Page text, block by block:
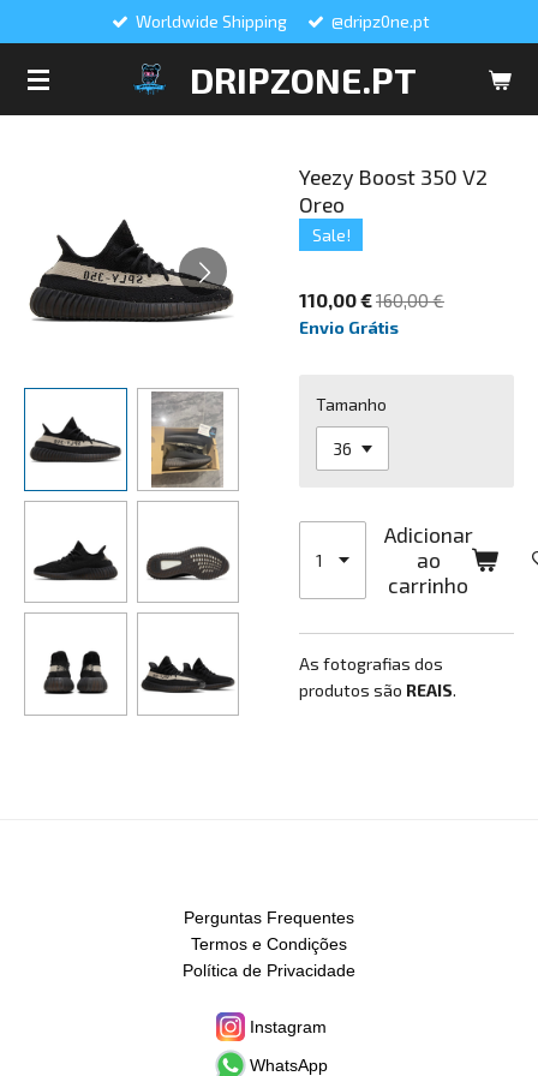
DRIPZONE.PT
Worldwide Shipping @dripz0ne.pt
Yeezy Boost 350 V2
Oreo
Sale!
110,00 €160,00 €
Envio Grátis
Tamanho
Adicionar
ao
carrinho
As fotografias dos
produtos são REAIS.
Perguntas Frequentes
Termos e Condições
Política de Privacidade
Instagram
WhatsApp